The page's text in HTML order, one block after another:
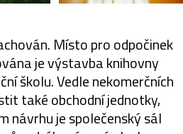
Místo pro odpočinek
je výstavba knihovny
školu. Vedle nekomerčních
také obchodní jednotky,
návrhu je společenský sál